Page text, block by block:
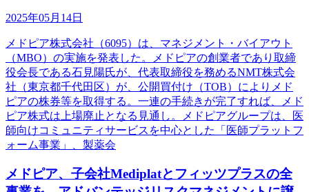
2025年05月14日
メドピア株式会社（6095）は、マネジメント・バイアウト
（MBO）の実施を発表した。メドピアの創業者であり取締
役会長である石見陽氏が、代表取締役を務めるNMT株式会
社（東京都千代田区）が、公開買付け（TOB）によりメド
ピアの株券等を取得する。一連の手続きが完了すれば、メド
ピア株式は上場廃止となる見通し。メドピアグループは、医
師向けコミュニティサービスを中心とした「医師プラットフ
ォーム事業」、製薬会
メドピア、子会社Mediplatとフィッツプラスの全